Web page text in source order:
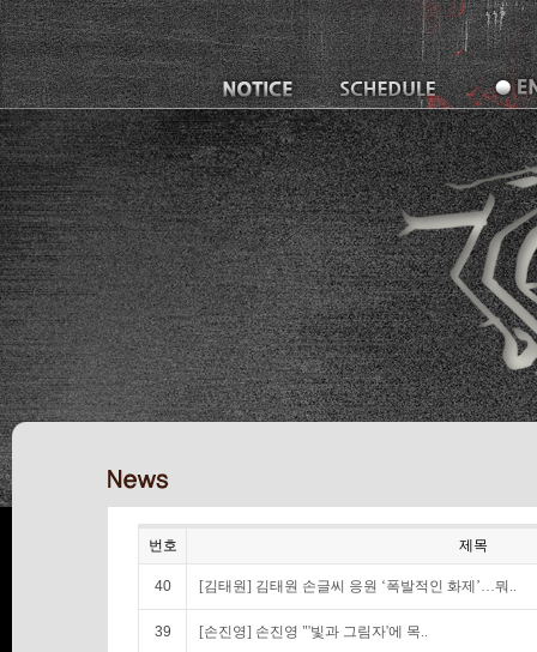
번호 제목
40 [김태원] 김태원 손글씨 응원 ‘폭발적인 화제’…뭐..
39 [손진영] 손진영 "'빛과 그림자'에 목..